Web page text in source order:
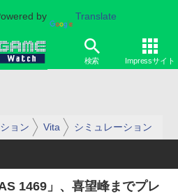
by Translate
検索 Impressサイト
ョン Vita シミュレーション
1469」、喜望峰までプレ